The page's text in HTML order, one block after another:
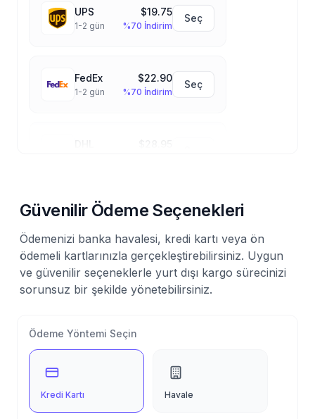
UPS
1-2 gün
$19.75
%70 İndirim
Seç
FedEx
1-2 gün
$22.90
%70 İndirim
Seç
Güvenilir Ödeme Seçenekleri
Ödemenizi banka havalesi, kredi kartı veya ön
ödemeli kartlarınızla gerçekleştirebilirsiniz. Uygun
ve güvenilir seçeneklerle yurt dışı kargo sürecinizi
sorunsuz bir şekilde yönetebilirsiniz.
Ödeme Yöntemi Seçin
Kredi Kartı Havale